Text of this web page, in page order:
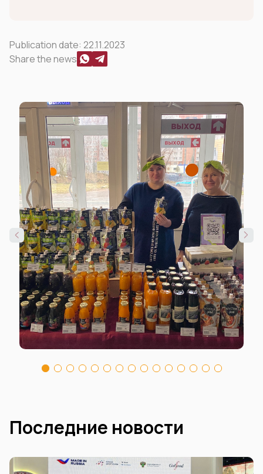
Publication date: 22.11.2023
Share the news
Последние новости